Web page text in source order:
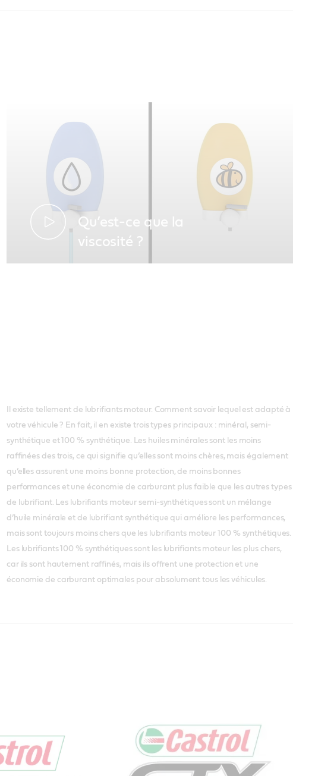
Qu’est-ce que la
viscosité ?
Il existe tellement de lubrifiants moteur. Comment savoir lequel est adapté à
votre véhicule ? En fait, il en existe trois types principaux : minéral, semi-
synthétique et 100 % synthétique. Les huiles minérales sont les moins
raffinées des trois, ce qui signifie qu’elles sont moins chères, mais également
qu’elles assurent une moins bonne protection, de moins bonnes
performances et une économie de carburant plus faible que les autres types
de lubrifiant. Les lubrifiants moteur semi-synthétiques sont un mélange
d’huile minérale et de lubrifiant synthétique qui améliore les performances,
mais sont toujours moins chers que les lubrifiants moteur 100 % synthétiques.
Les lubrifiants 100 % synthétiques sont les lubrifiants moteur les plus chers,
car ils sont hautement raffinés, mais ils offrent une protection et une
économie de carburant optimales pour absolument tous les véhicules.